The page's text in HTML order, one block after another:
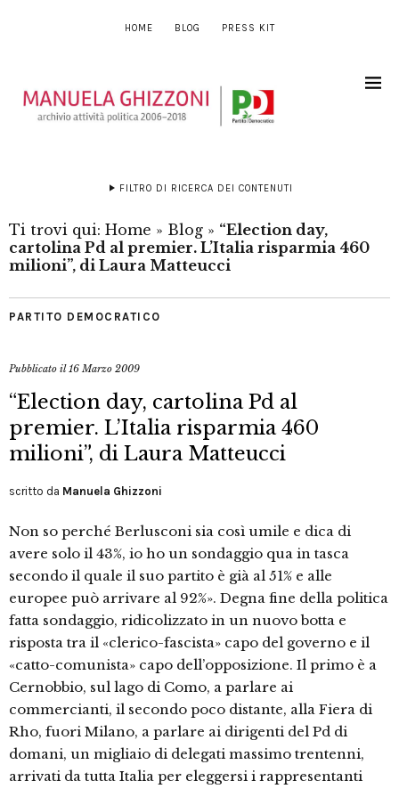
HOME BLOG PRESS KIT
FILTRO DI RICERCA DEI CONTENUTI
Ti trovi qui: Home » Blog » “Election day,
cartolina Pd al premier. L’Italia risparmia 460
milioni”, di Laura Matteucci
PARTITO DEMOCRATICO
Pubblicato il16 Marzo 2009
“Election day, cartolina Pd al
premier. L’Italia risparmia 460
milioni”, di Laura Matteucci
scritto da Manuela Ghizzoni
Non so perché Berlusconi sia così umile e dica di
avere solo il 43%, io ho un sondaggio qua in tasca
secondo il quale il suo partito è già al 51% e alle
europee può arrivare al 92%». Degna fine della politica
fatta sondaggio, ridicolizzato in un nuovo botta e
risposta tra il «clerico-fascista» capo del governo e il
«catto-comunista» capo dell’opposizione. Il primo è a
Cernobbio, sul lago di Como, a parlare ai
commercianti, il secondo poco distante, alla Fiera di
Rho, fuori Milano, a parlare ai dirigenti del Pd di
domani, un migliaio di delegati massimo trentenni,
arrivati da tutta Italia per eleggersi i rappresentanti